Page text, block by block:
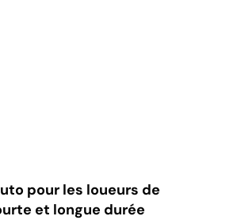
pour les loueurs de
et longue durée